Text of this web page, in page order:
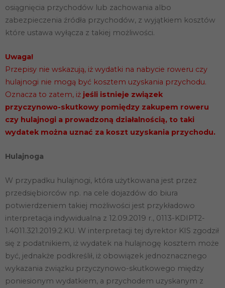
osiągnięcia przychodów lub zachowania albo
zabezpieczenia źródła przychodów, z wyjątkiem kosztów
które ustawa wyłącza z takiej możliwości.
Uwaga!
Przepisy nie wskazują, iż wydatki na nabycie roweru czy
hulajnogi nie mogą być kosztem uzyskania przychodu.
Oznacza to zatem, iż jeśli istnieje związek
przyczynowo-skutkowy pomiędzy zakupem roweru
czy hulajnogi a prowadzoną działalnością, to taki
wydatek można uznać za koszt uzyskania przychodu.
Hulajnoga
W przypadku hulajnogi, która użytkowana jest przez
przedsiębiorców np. na cele dojazdów do biura
potwierdzeniem takiej możliwości jest przykładowo
interpretacja indywidualna z 12.09.2019 r., 0113-KDIPT2-
1.4011.321.2019.2.KU. W interpretacji tej dyrektor KIS zgodził
się z podatnikiem, iż wydatek na hulajnogę kosztem może
być, jednakże podkreślił, iż obowiązek jednoznacznego
wykazania związku przyczynowo-skutkowego między
poniesionym wydatkiem, a przychodem uzyskanym z